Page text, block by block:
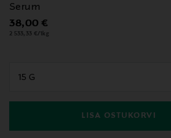
Serum
Original Price
38,00 €
2 533,33 €/1kg
LISA OSTUKORVI